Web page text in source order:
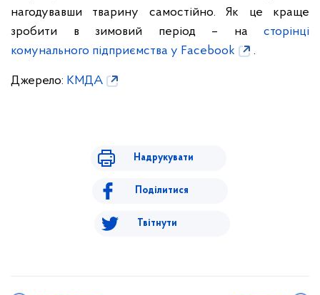
нагодувавши тварину самостійно. Як це краще
зробити в зимовий період – на сторінці
комунального підприємства у Facebook
.
Джерело: КМДА
Надрукувати
Поділитися
Твітнути